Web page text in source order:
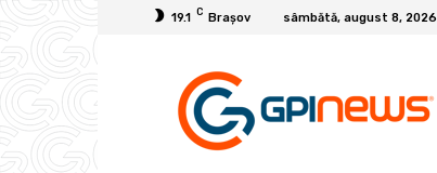
19.1 C Braşov sâmbătă, august 8, 2026